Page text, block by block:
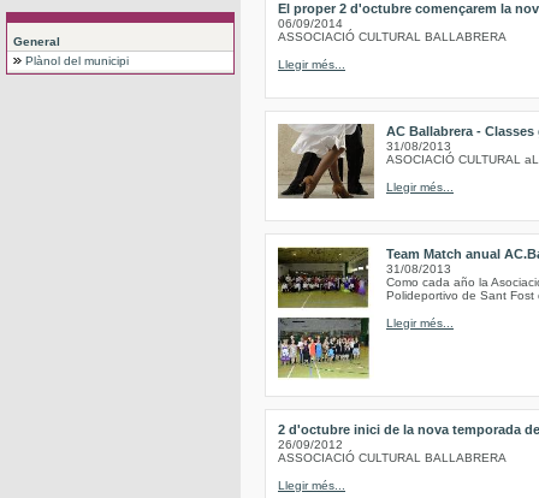
General
Plànol del municipi
El proper 2 d'octubre començarem la
06/09/2014
ASSOCIACIÓ CULTURAL BALLABRERA
Llegir més...
AC Ballabrera -
31/08/2013
ASOCIACIÓ CULTURAL
Llegir més...
Team Match anual
31/08/2013
Como cada año la
Polideportivo de Sant Fost
Llegir més...
2 d'octubre inici de la nova temporada
26/09/2012
ASSOCIACIÓ CULTURAL BALLABRERA
Llegir més...